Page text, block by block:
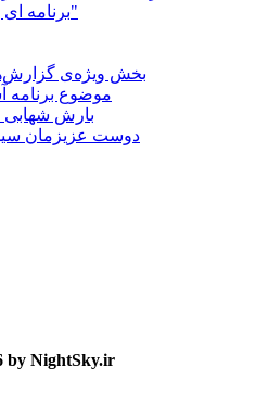
برنامه ای با نام "باهم به مریخ برویم"
بخش ویژه‌ی
موضوع برنامه
بارش شهابی
دوست عزیزمان
by NightSky.ir